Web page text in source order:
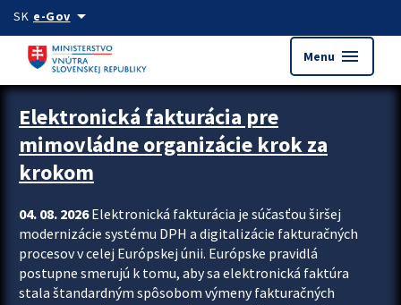
Preskocit na hlavný obsah
SK e-Govarrow_drop_down
Menu menu
Zastavit automatický posun upútavok
Elektronická fakturácia pre
mimovládne organizácie krok za
krokom
04. 08. 2026Elektronická fakturácia je súčasťou širšej
modernizácie systému DPH a digitalizácie fakturačných
procesov v celej Európskej únii. Európske pravidlá
postupne smerujú k tomu, aby sa elektronická faktúra
stala štandardným spôsobom výmeny fakturačných